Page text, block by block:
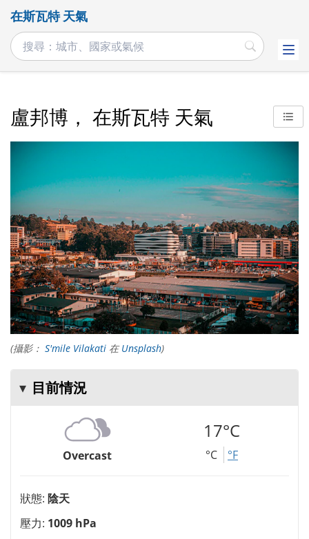
在斯瓦特 天氣
盧邦博， 在斯瓦特 天氣
(攝影： S'mile Vilakati 在Unsplash)
目前情況
Overcast
17°C
°C °F
狀態: 陰天
壓力: 1009 hPa